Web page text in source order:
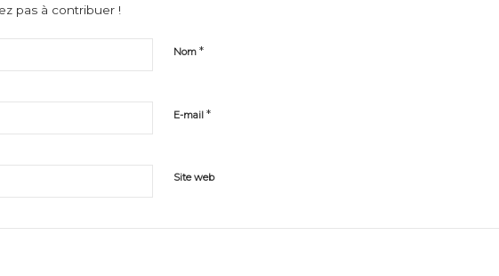
pas à contribuer !
Nom *
E-mail *
Site web